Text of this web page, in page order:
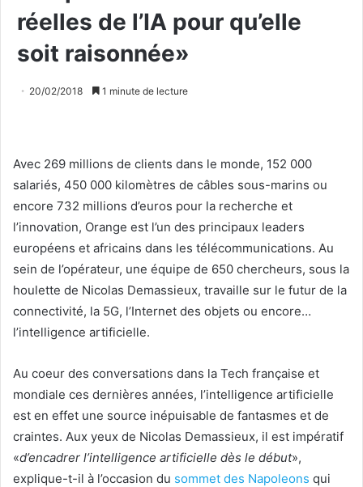
réelles de l’IA pour qu’elle
soit raisonnée»
20/02/2018 1 minute de lecture
Avec 269 millions de clients dans le monde, 152 000
salariés, 450 000 kilomètres de câbles sous-marins ou
encore 732 millions d’euros pour la recherche et
l’innovation, Orange est l’un des principaux leaders
européens et africains dans les télécommunications. Au
sein de l’opérateur, une équipe de 650 chercheurs, sous la
houlette de Nicolas Demassieux, travaille sur le futur de la
connectivité, la 5G, l’Internet des objets ou encore…
l’intelligence artificielle.
Au coeur des conversations dans la Tech française et
mondiale ces dernières années, l’intelligence artificielle
est en effet une source inépuisable de fantasmes et de
craintes. Aux yeux de Nicolas Demassieux, il est impératif
«d’encadrer l’intelligence artificielle dès le début»,
explique-t-il à l’occasion du sommet des Napoleons qui